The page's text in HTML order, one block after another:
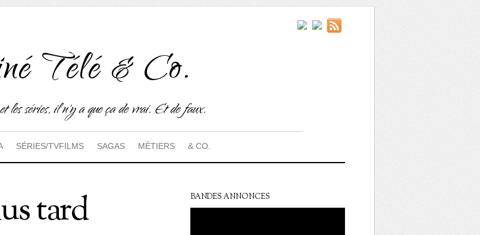
Télé & Co.
les séries, il n'y a que ça de vrai. Et de faux.
SÉRIES/TVFILMS SAGAS MÉTIERS & CO.
tard BANDES ANNONCES